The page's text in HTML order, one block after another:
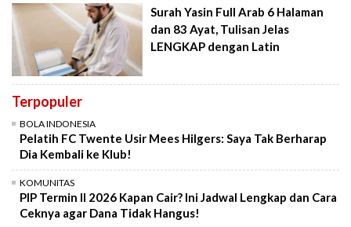
Surah Yasin Full Arab 6 Halaman
dan 83 Ayat, Tulisan Jelas
LENGKAP dengan Latin
Terpopuler
BOLA INDONESIA
Pelatih FC Twente Usir Mees Hilgers: Saya Tak Berharap
Dia Kembali ke Klub!
KOMUNITAS
PIP Termin II 2026 Kapan Cair? Ini Jadwal Lengkap dan Cara
Ceknya agar Dana Tidak Hangus!